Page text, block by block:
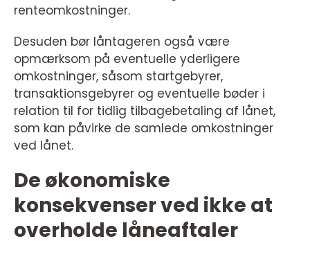
renteomkostninger.
Desuden bør låntageren også være
opmærksom på eventuelle yderligere
omkostninger, såsom startgebyrer,
transaktionsgebyrer og eventuelle bøder i
relation til for tidlig tilbagebetaling af lånet,
som kan påvirke de samlede omkostninger
ved lånet.
De økonomiske
konsekvenser ved ikke at
overholde låneaftaler